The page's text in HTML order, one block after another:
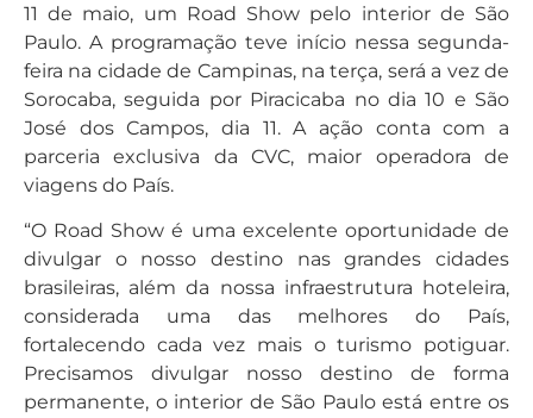
11 de maio, um Road Show pelo interior de São
Paulo. A programação teve início nessa segunda-
feira na cidade de Campinas, na terça, será a vez de
Sorocaba, seguida por Piracicaba no dia 10 e São
José dos Campos, dia 11. A ação conta com a
parceria exclusiva da CVC, maior operadora de
viagens do País.
“O Road Show é uma excelente oportunidade de
divulgar o nosso destino nas grandes cidades
brasileiras, além da nossa infraestrutura hoteleira,
considerada uma das melhores do País,
fortalecendo cada vez mais o turismo potiguar.
Precisamos divulgar nosso destino de forma
permanente, o interior de São Paulo está entre os